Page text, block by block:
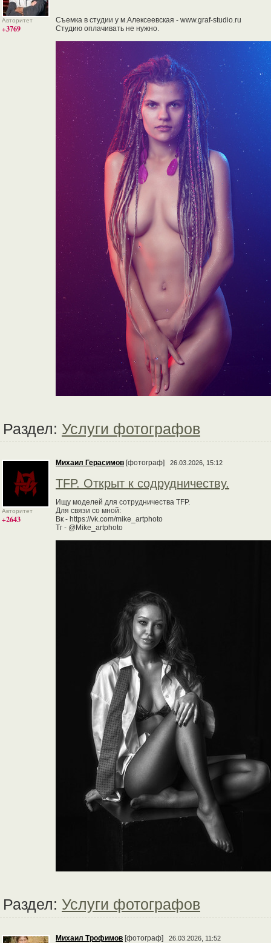
Авторитет
+3769
Съемка в студии у м.Алексеевская - www.graf-studio.ru
Студию оплачивать не нужно.
Раздел: Услуги фотографов
Авторитет
+2643
Михаил Герасимов [фотограф] 26.03.2026, 15:12
TFP. Открыт к содрудничеству.
Ищу моделей для сотрудничества TFP.
Для связи со мной:
Вк - https://vk.com/mike_artphoto
Тг - @Mike_artphoto
Раздел: Услуги фотографов
Михаил Трофимов [фотограф] 26.03.2026, 11:52